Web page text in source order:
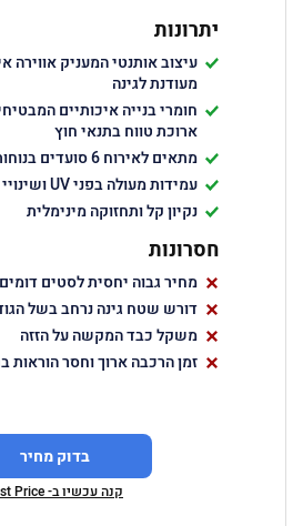
יתרונות
עיצוב אותנטי המעניק אווירה
מעודנת לגינה
חומרי בנייה איכותיים
ארוכת טווח בתנאי חוץ
מתאים לאירוח 6 סועדים בנוחות ובסגנון
עמידות מעולה בפני UV ושינויי מזג אוויר
נקיון קל ותחזוקה מינימלית
חסרונות
מחיר גבוה יחסית לסטים דומים
דורש שטח גינה נרחב בשל
משקל כבד המקשה על הזזה
זמן הרכבה ארוך וחסר הוראות
בדוק מחיר
קנה עכשיו ב- Last Price